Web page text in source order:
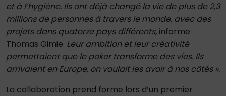
et à l’hygiène. Ils ont déjà changé la vie de plus de 2,3
millions de personnes à travers le monde, avec des
projets dans quatorze pays différents, informe
Thomas Gimie. Leur ambition et leur créativité
permettaient que le poker transforme des vies. Ils
arrivaient en Europe, on voulait les avoir à nos côtés ».
La collaboration prend forme lors d’un premier